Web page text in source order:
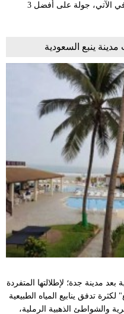
كيلومتر من الساحل الشرقي لأفريقيا. في الآتي، جولة على أفضل 3
ينبع السعودية
مدينة جدة؛ لإطلالتها المتفردة
تدفق ينابيع المياه الطبيعية
والشواطئ الذهبية الرملية،